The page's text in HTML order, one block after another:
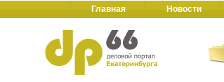
Главная Новости